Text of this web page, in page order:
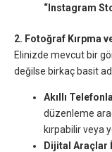
“Instagram
2. Fotoğraf Kırpma
Elinizde mevcut bir
değilse birkaç basit
Akıllı
düzenleme
kırpabilir veya
Dijital Araçlar